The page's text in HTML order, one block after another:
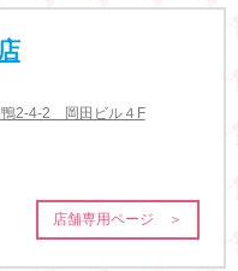
鴨2-4-2 岡田ビル４F
店舗専用ページ ＞